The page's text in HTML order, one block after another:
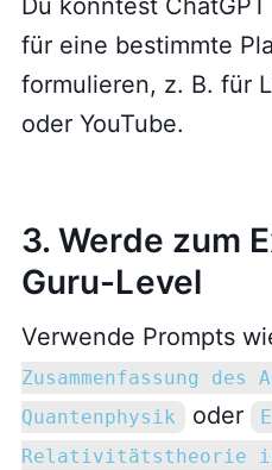
Du könntest
für eine bestimmte
formulieren, z. B. für
oder YouTube.
3. Werde zum
Guru-Level
Verwende Prompts
Zusammenfassung
Quantenphysik
oder
Relativitätstheorie